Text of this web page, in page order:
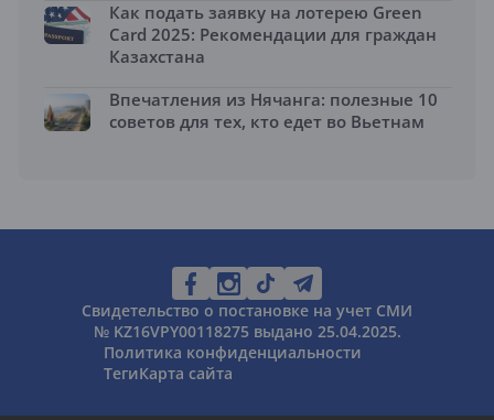
Как подать заявку на лотерею Green
Card 2025: Рекомендации для граждан
Казахстана
Впечатления из Нячанга: полезные 10
советов для тех, кто едет во Вьетнам
Свидетельство о постановке на учет СМИ
№ KZ16VPY00118275 выдано 25.04.2025.
Политика конфиденциальности
ТегиКарта сайта